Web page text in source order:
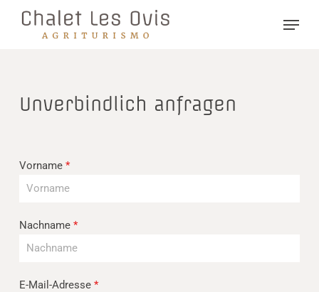
Skip
Menu
Unverbindlich anfragen
Vorname *
Nachname *
E-Mail-Adresse *